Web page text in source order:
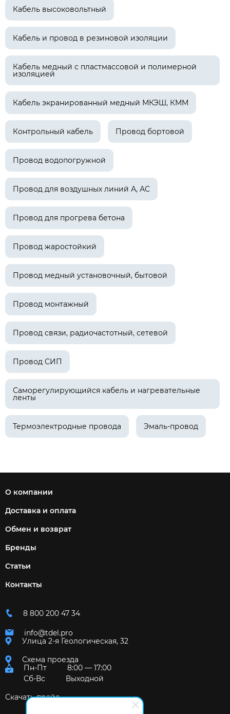
Кабель высоковольтный
Кабель и провод в резиновой изоляции
Кабель медный с пластмассовой и полимерной
изоляцией
Кабель экранированный медный МКЭШ, КММ
Контрольный кабель Провод бортовой
Провод водопогружной
Провод для воздушных линий А, АС
Провод для прогрева бетона
Провод жаростойкий
Провод медный установочный, бытовой
Провод монтажный
Провод связи, радиочастотный, сетевой
Провод СИП
Саморегулирующийся кабель и нагревательные
ленты
Термоэлектродные провода Эмаль-провод
О компании
Доставка и оплата
Обмен и возврат
Бренды
Статьи
Контакты
8 800 200 47 34
info@tdel.pro
Улица 2-я Геологическая, 32
Схема проезда
Пн-Пт
8:00 — 17:00
Сб-Вс
Выходной
Скачать прайс